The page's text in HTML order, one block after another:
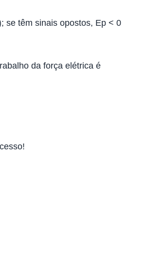
se têm sinais opostos, Ep < 0
da força elétrica é